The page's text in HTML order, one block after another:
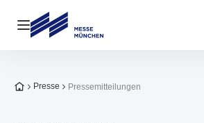
Navigation öffnen
Zur Startseite
Presse Pressemitteilungen